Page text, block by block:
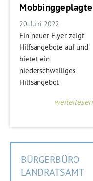
Mobbinggeplagte
20. Juni 2022
Ein neuer Flyer zeigt
Hilfsangebote auf und
bietet ein
niederschwelliges
Hilfsangebot
weiterlesen
BÜRGERBÜRO
LANDRATSAMT